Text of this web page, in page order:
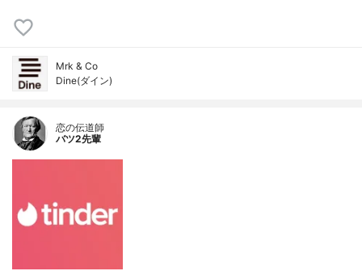
Mrk & Co
Dine(ダイン)
恋の伝道師
バツ2先輩